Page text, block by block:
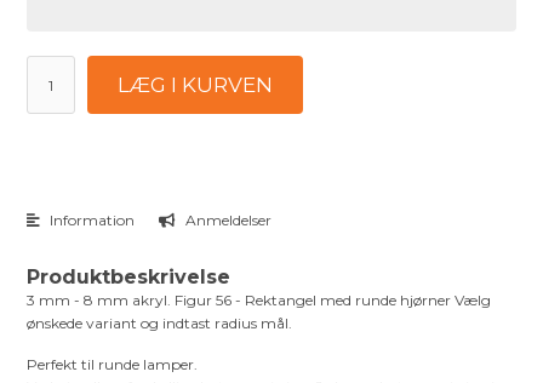
LÆG I KURVEN
Information Anmeldelser
Produktbeskrivelse
3 mm - 8 mm akryl. Figur 56 - Rektangel med runde hjørner Vælg
ønskede variant og indtast radius mål.
Perfekt til runde lamper.